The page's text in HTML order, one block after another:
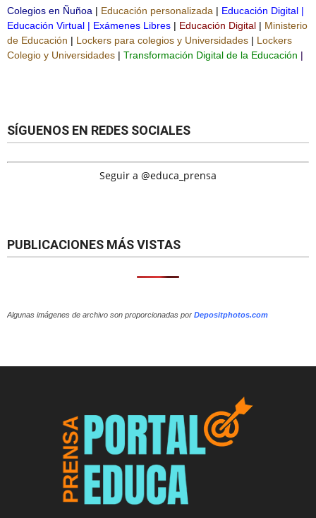
Colegios en Ñuñoa | Educación personalizada | Educación Digital |
Educación Virtual | Exámenes Libres | Educación Digital | Ministerio
de Educación | Lockers para colegios y Universidades | Lockers
Colegio y Universidades | Transformación Digital de la Educación |
SÍGUENOS EN REDES SOCIALES
Seguir a @educa_prensa
PUBLICACIONES MÁS VISTAS
Algunas imágenes de archivo son proporcionadas por Depositphotos.com